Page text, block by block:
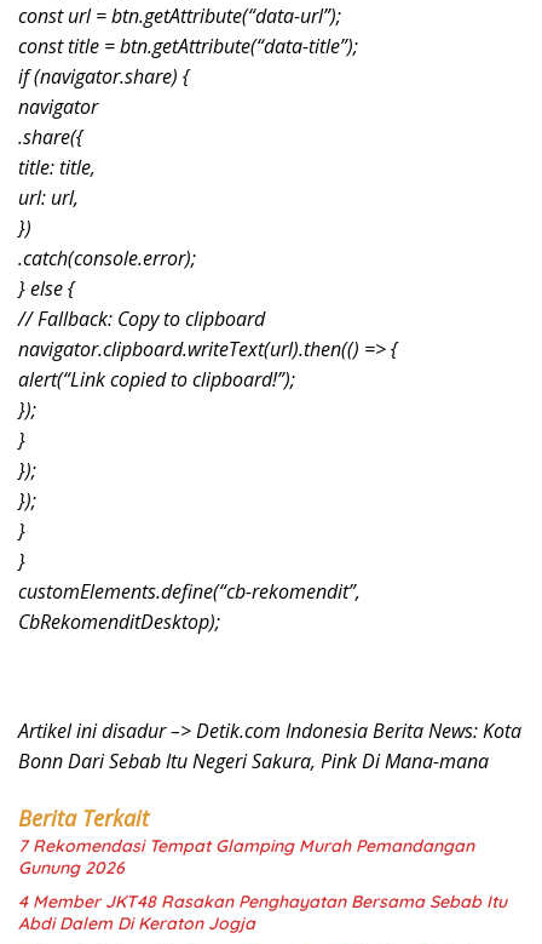
const url = btn.getAttribute(“data-url”);
const title = btn.getAttribute(“data-title”);
if (navigator.share) {
navigator
.share({
title: title,
url: url,
})
.catch(console.error);
} else {
// Fallback: Copy to clipboard
navigator.clipboard.writeText(url).then(() => {
alert(“Link copied to clipboard!”);
});
}
});
});
}
}
customElements.define(“cb-rekomendit”,
CbRekomenditDesktop);
Artikel ini disadur –> Detik.com Indonesia Berita News: Kota
Bonn Dari Sebab Itu Negeri Sakura, Pink Di Mana-mana
Berita Terkait
7 Rekomendasi Tempat Glamping Murah Pemandangan
Gunung 2026
4 Member JKT48 Rasakan Penghayatan Bersama Sebab Itu
Abdi Dalem Di Keraton Jogja